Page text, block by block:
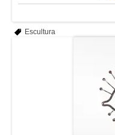
Escultura